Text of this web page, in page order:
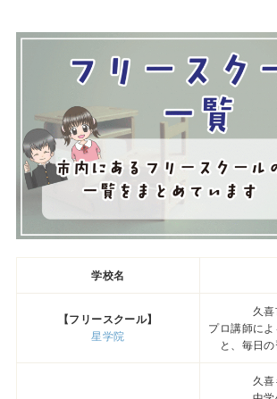
学校名
【フリースクール】
星学院
久
プロ講師に
と、毎日
久